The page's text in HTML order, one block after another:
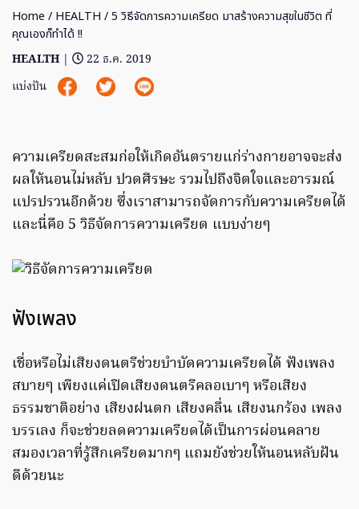
Home / HEALTH / 5 วิธีจัดการความเครียด มาสร้างความสุขในชีวิต ที่
คุณเองก็ทำได้ !!
HEALTH |
22 ธ.ค. 2019
แบ่งปัน
ความเครียดสะสมก่อให้เกิดอันตรายแก่ร่างกายอาจจะส่ง
ผลให้นอนไม่หลับ ปวดศีรษะ รวมไปถึงจิตใจและอารมณ์
แปรปรวนอีกด้วย ซึ่งเราสามารถจัดการกับความเครียดได้
และนี่คือ 5 วิธีจัดการความเครียด แบบง่ายๆ
ฟังเพลง
เชื่อหรือไม่เสียงดนตรีช่วยบำบัดความเครียดได้ ฟังเพลง
สบายๆ เพียงแค่เปิดเสียงดนตรีคลอเบาๆ หรือเสียง
ธรรมชาติอย่าง เสียงฝนตก เสียงคลื่น เสียงนกร้อง เพลง
บรรเลง ก็จะช่วยลดความเครียดได้เป็นการผ่อนคลาย
สมองเวลาที่รู้สึกเครียดมากๆ แถมยังช่วยให้นอนหลับฝัน
ดีด้วยนะ